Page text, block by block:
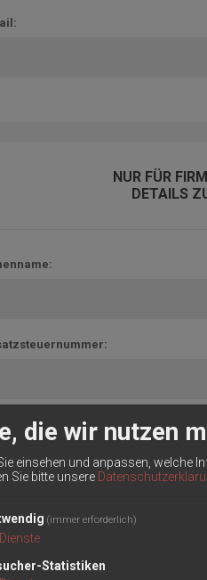
NUR FÜR
DETAILS
Sie steuerfrei einkaufen können, wird
Dies kann bis max. 2
die wir nutzen
einsehen und anpassen, welche
Sie bitte unsere
(immer erforderlich)
Dienste
Statistiken